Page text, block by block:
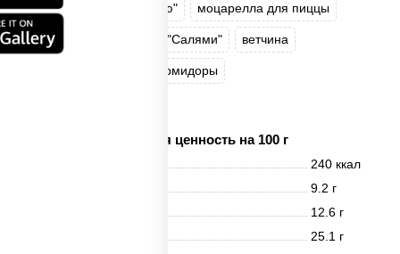
соус "Техасский барбекю" моцарелла для пиццы
лук красный колбаса "Салями" ветчина
помидоры
Пищевая ценность на 100 г
240 ккал
9.2 г
12.6 г
25.1 г